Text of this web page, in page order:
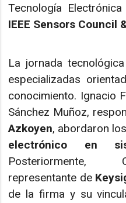
Tecnología
IEEE Sensors Council
La jornada
especializadas
conocimiento. Ignacio
Sánchez Muñoz,
Azkoyen, abordaron
electrónico en
Posteriormente,
representante de
de la firma y su